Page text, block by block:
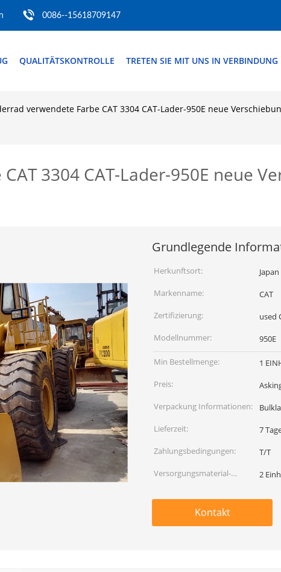
0086--15618709147
QUALITÄTSKONTROLLE TRETEN SIE MIT UNS IN VERBINDUNG
verwendete Farbe CAT 3304 CAT-Lader-950E neue
3304 CAT-Lader-950E neue
Grundlegende
Herkunftsort:
Japan
Markenname:
CAT
Zertifizierung:
used
Modellnummer:
950E
Min Bestellmenge:
1
Preis:
Verpackung Informationen:
Lieferzeit:
7
Zahlungsbedingungen:
T/T
Versorgungsmaterial-
2
Kontakt